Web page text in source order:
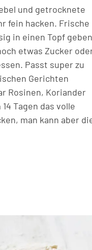
und getrocknete
fein hacken. Frische
in einen Topf geben
etwas Zucker
Passt super zu
Gerichten
Rosinen, Koriander
Tagen das volle
man kann aber